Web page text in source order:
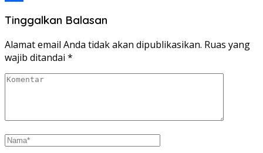
Tinggalkan Balasan
Alamat email Anda tidak akan dipublikasikan. Ruas yang
wajib ditandai *